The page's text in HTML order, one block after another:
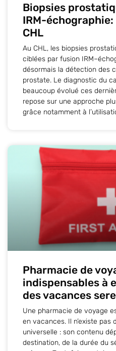
Biopsies
IRM-
CHL
Au CHL, les biopsies
ciblées par fusion
désormais la détection des
prostate. Le diagnostic du
beaucoup évolué ces
repose sur une approche
grâce notamment à
Pharmacie de
indispensables à
des vacances
Une pharmacie de voyage
en vacances. Il n’existe pas
universelle : son contenu
destination, de la durée du